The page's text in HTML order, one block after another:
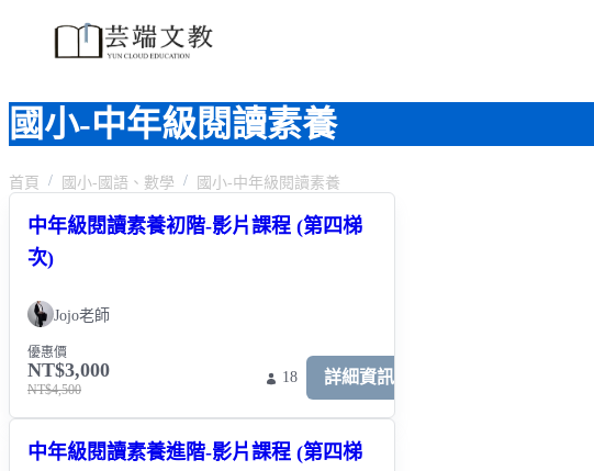
國小-中年級閱讀素養
首頁 國小-國語、數學 國小-中年級閱讀素養
中年級閱讀素養初階-影片課程 (第四梯
次)
Jojo老師
優惠價
NT$3,000
NT$4,500
18 詳細資訊
中年級閱讀素養進階-影片課程 (第四梯